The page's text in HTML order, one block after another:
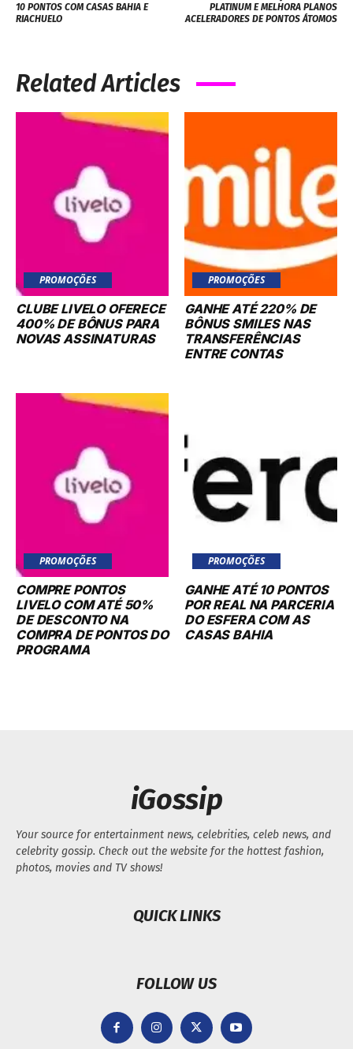
10 PONTOS COM CASAS BAHIA E
RIACHUELO
PLATINUM E MELHORA PLANOS
ACELERADORES DE PONTOS ÁTOMOS
Related Articles
PROMOÇÕES
CLUBE LIVELO OFERECE
400% DE BÔNUS PARA
NOVAS ASSINATURAS
PROMOÇÕES
GANHE ATÉ 220% DE
BÔNUS SMILES NAS
TRANSFERÊNCIAS
ENTRE CONTAS
PROMOÇÕES
COMPRE PONTOS
LIVELO COM ATÉ 50%
DE DESCONTO NA
COMPRA DE PONTOS DO
PROGRAMA
PROMOÇÕES
GANHE ATÉ 10 PONTOS
POR REAL NA PARCERIA
DO ESFERA COM AS
CASAS BAHIA
iGossip
Your source for entertainment news, celebrities, celeb news, and
celebrity gossip. Check out the website for the hottest fashion,
photos, movies and TV shows!
QUICK LINKS
FOLLOW US